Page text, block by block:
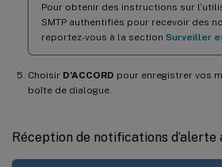
Pour obtenir des instructions sur
SMTP authentifiés pour recevoir des
reportez-vous à la section Surveiller
Choisir D’ACCORD pour enregistrer vos
boîte de dialogue.
Réception de notifications d’alerte